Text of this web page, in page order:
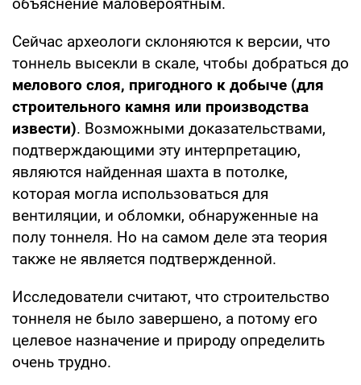
объяснение маловероятным.
Сейчас археологи склоняются к версии, что
тоннель высекли в скале, чтобы добраться до
мелового слоя, пригодного к добыче (для
строительного камня или производства
извести). Возможными доказательствами,
подтверждающими эту интерпретацию,
являются найденная шахта в потолке,
которая могла использоваться для
вентиляции, и обломки, обнаруженные на
полу тоннеля. Но на самом деле эта теория
также не является подтвержденной.
Исследователи считают, что строительство
тоннеля не было завершено, а потому его
целевое назначение и природу определить
очень трудно.